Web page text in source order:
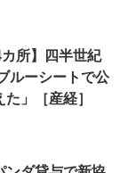
カ所】四半世紀
ーシートで公
」［産経］